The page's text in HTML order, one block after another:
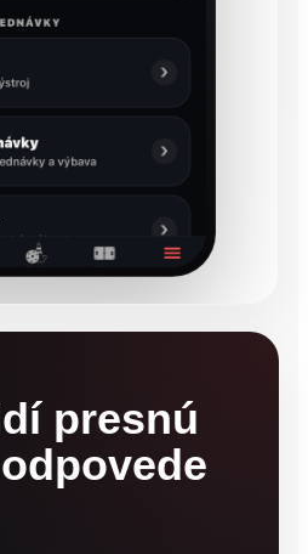
presnú